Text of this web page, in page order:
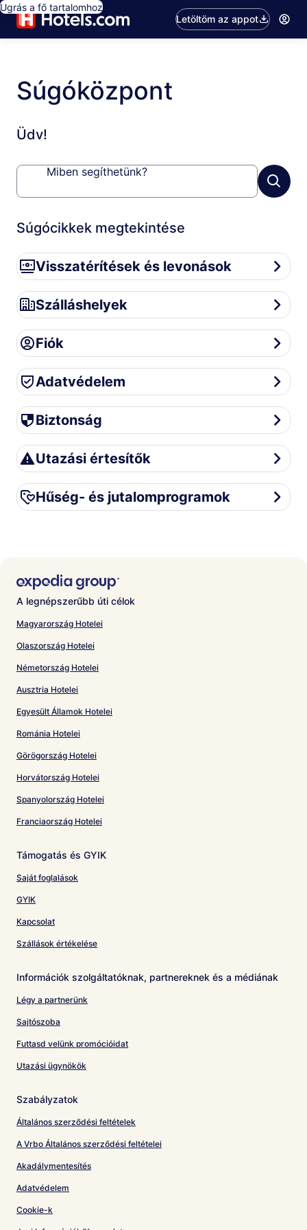
Ugrás a fő tartalomhoz
Letöltöm az appot
Súgóközpont
Üdv!
Miben segíthetünk?
Súgócikkek megtekintése
Visszatérítések és levonások
Visszatérítések és levonások
Szálláshelyek
Szálláshelyek
Fiók
Fiók
Adatvédelem
Adatvédelem
Biztonság
Biztonság
Utazási értesítők
Utazási értesítők
Hűség- és jutalomprogramok
Hűség- és jutalomprogramok
A legnépszerűbb úti célok
Magyarország Hotelei
Olaszország Hotelei
Németország Hotelei
Ausztria Hotelei
Egyesült Államok Hotelei
Románia Hotelei
Görögország Hotelei
Horvátország Hotelei
Spanyolország Hotelei
Franciaország Hotelei
Támogatás és GYIK
Saját foglalások
GYIK
Kapcsolat
Szállások értékelése
Információk szolgáltatóknak, partnereknek és a médiának
Légy a partnerünk
Sajtószoba
Futtasd velünk promócióidat
Utazási ügynökök
Szabályzatok
Általános szerződési feltételek
A Vrbo Általános szerződési feltételei
Akadálymentesítés
Adatvédelem
Cookie-k